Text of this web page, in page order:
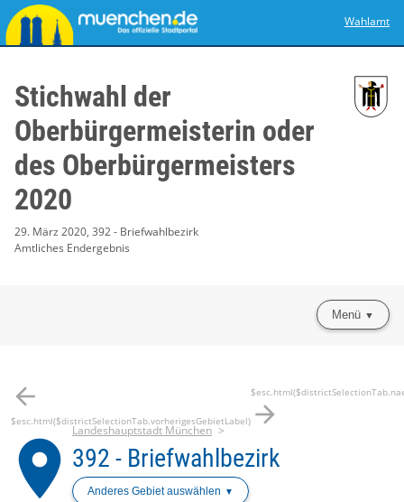
Wahlamt
Stichwahl der
Oberbürgermeisterin oder
des Oberbürgermeisters
2020
29. März 2020, 392 - Briefwahlbezirk
Amtliches Endergebnis
Menü
arrow_back
$esc.html($districtSelectionTab.vorherigesGebietLabel) arrow_forward
place
Landeshauptstadt München
392 - Briefwahlbezirk
Anderes Gebiet auswählen